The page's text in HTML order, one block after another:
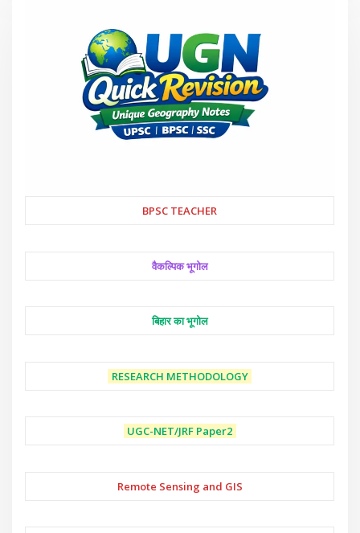
BPSC TEACHER
वैकल्पिक भूगोल
बिहार का भूगोल
RESEARCH METHODOLOGY
UGC-NET/JRF Paper2
Remote Sensing and GIS